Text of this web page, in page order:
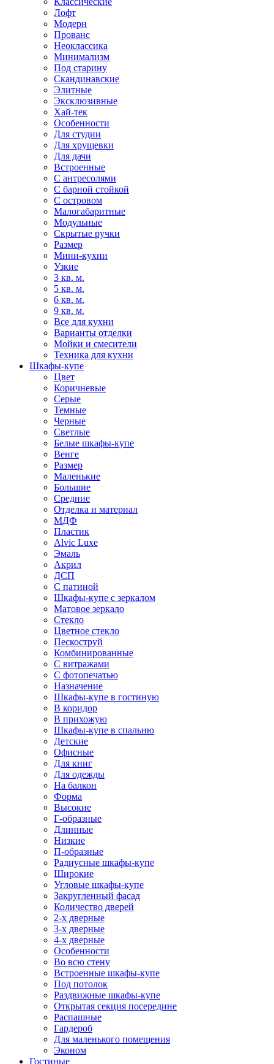
Лофт
Модерн
Прованс
Неоклассика
Минимализм
Под старину
Скандинавские
Элитные
Эксклюзивные
Хай-тек
Особенности
Для студии
Для хрущевки
Для дачи
Встроенные
С антресолями
С барной стойкой
С островом
Малогабаритные
Модульные
Скрытые ручки
Размер
Мини-кухни
Узкие
3 кв. м.
5 кв. м.
6 кв. м.
9 кв. м.
Все для кухни
Варианты отделки
Мойки и смесители
Техника для кухни
Шкафы-купе
Цвет
Коричневые
Серые
Темные
Черные
Светлые
Белые шкафы-купе
Венге
Размер
Маленькие
Большие
Средние
Отделка и материал
МДФ
Пластик
Alvic Luxe
Эмаль
Акрил
ДСП
С патиной
Шкафы-купе с зеркалом
Матовое зеркало
Стекло
Цветное стекло
Пескоструй
Комбинированные
С витражами
С фотопечатью
Назначение
Шкафы-купе в гостиную
В коридор
В прихожую
Шкафы-купе в спальню
Детские
Офисные
Для книг
Для одежды
На балкон
Форма
Высокие
Г-образные
Длинные
Низкие
П-образные
Радиусные шкафы-купе
Широкие
Угловые шкафы-купе
Закругленный фасад
Количество дверей
2-х дверные
3-х дверные
4-х дверные
Особенности
Во всю стену
Встроенные шкафы-купе
Под потолок
Раздвижные шкафы-купе
Открытая секция посередине
Распашные
Гардероб
Для маленького помещения
Эконом
Гостиные